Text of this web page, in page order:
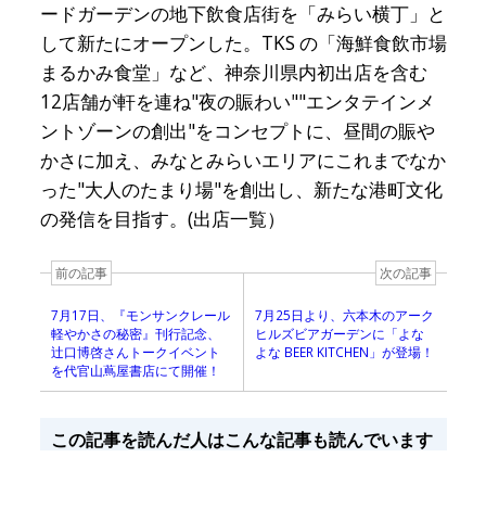
ードガーデンの地下飲食店街を「みらい横丁」と
して新たにオープンした。TKS の「海鮮食飲市場
まるかみ食堂」など、神奈川県内初出店を含む
12店舗が軒を連ね"夜の賑わい""エンタテインメ
ントゾーンの創出"をコンセプトに、昼間の賑や
かさに加え、みなとみらいエリアにこれまでなか
った"大人のたまり場"を創出し、新たな港町文化
の発信を目指す。(出店一覧）
前の記事
7月17日、『モンサンクレール
軽やかさの秘密』刊行記念、
辻口博啓さんトークイベント
を代官山蔦屋書店にて開催！
次の記事
7月25日より、六本木のアーク
ヒルズビアガーデンに「よな
よな BEER KITCHEN」が登場！
この記事を読んだ人はこんな記事も読んでいます